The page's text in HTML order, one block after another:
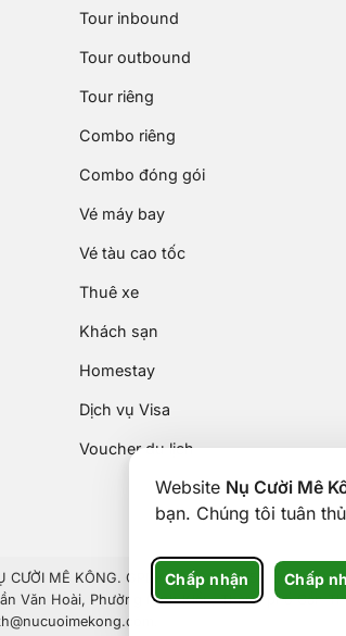
Website Nụ Cười Mê
bạn. Chúng tôi tuân
Chấp nhận Chấp
Tour inbound
Tour outbound
Tour riêng
Combo riêng
Combo đóng gói
Vé máy bay
Vé tàu cao tốc
Thuê xe
Khách sạn
Homestay
Dịch vụ Visa
Voucher du lịch
MÊ KÔNG. GPDKKD: 1801511350 do sở
Văn Hoài, Phường Ninh Kiều, Thành phố Cần